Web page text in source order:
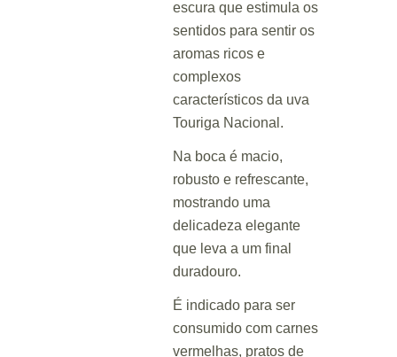
escura que estimula os
sentidos para sentir os
aromas ricos e
complexos
característicos da uva
Touriga Nacional.
Na boca é macio,
robusto e refrescante,
mostrando uma
delicadeza elegante
que leva a um final
duradouro.
É indicado para ser
consumido com carnes
vermelhas, pratos de